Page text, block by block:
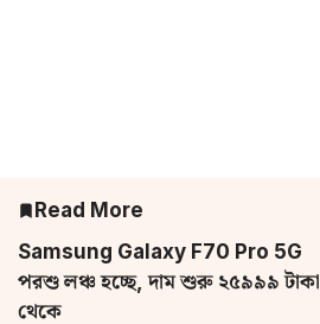
Read More
Samsung Galaxy F70 Pro 5G
পরশু লঞ্চ হচ্ছে, দাম শুরু ২৫৯৯৯ টাকা
থেকে